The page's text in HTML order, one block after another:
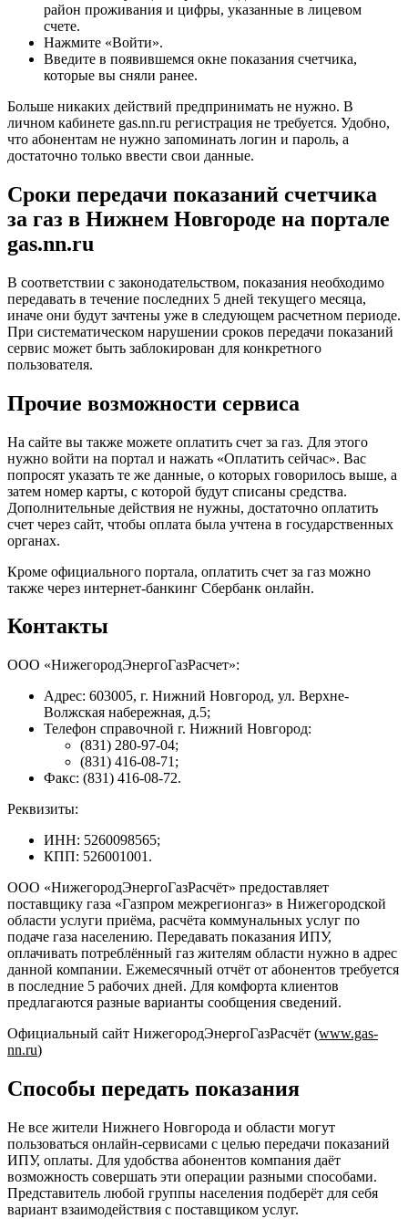
район проживания и цифры, указанные в лицевом
счете.
Нажмите «Войти».
Введите в появившемся окне показания счетчика,
которые вы сняли ранее.
Больше никаких действий предпринимать не нужно. В
личном кабинете gas.nn.ru регистрация не требуется. Удобно,
что абонентам не нужно запоминать логин и пароль, а
достаточно только ввести свои данные.
Сроки передачи показаний счетчика
за газ в Нижнем Новгороде на портале
gas.nn.ru
В соответствии с законодательством, показания необходимо
передавать в течение последних 5 дней текущего месяца,
иначе они будут зачтены уже в следующем расчетном периоде.
При систематическом нарушении сроков передачи показаний
сервис может быть заблокирован для конкретного
пользователя.
Прочие возможности сервиса
На сайте вы также можете оплатить счет за газ. Для этого
нужно войти на портал и нажать «Оплатить сейчас». Вас
попросят указать те же данные, о которых говорилось выше, а
затем номер карты, с которой будут списаны средства.
Дополнительные действия не нужны, достаточно оплатить
счет через сайт, чтобы оплата была учтена в государственных
органах.
Кроме официального портала, оплатить счет за газ можно
также через интернет-банкинг Сбербанк онлайн.
Контакты
ООО «НижегородЭнергоГазРасчет»:
Адрес: 603005, г. Нижний Новгород, ул. Верхне-
Волжская набережная, д.5;
Телефон справочной г. Нижний Новгород:
(831) 280-97-04;
(831) 416-08-71;
Факс: (831) 416-08-72.
Реквизиты:
ИНН: 5260098565;
КПП: 526001001.
ООО «НижегородЭнергоГазРасчёт» предоставляет
поставщику газа «Газпром межрегионгаз» в Нижегородской
области услуги приёма, расчёта коммунальных услуг по
подаче газа населению. Передавать показания ИПУ,
оплачивать потреблённый газ жителям области нужно в адрес
данной компании. Ежемесячный отчёт от абонентов требуется
в последние 5 рабочих дней. Для комфорта клиентов
предлагаются разные варианты сообщения сведений.
Официальный сайт НижегородЭнергоГазРасчёт (www.gas-
nn.ru)
Способы передать показания
Не все жители Нижнего Новгорода и области могут
пользоваться онлайн-сервисами с целью передачи показаний
ИПУ, оплаты. Для удобства абонентов компания даёт
возможность совершать эти операции разными способами.
Представитель любой группы населения подберёт для себя
вариант взаимодействия с поставщиком услуг.